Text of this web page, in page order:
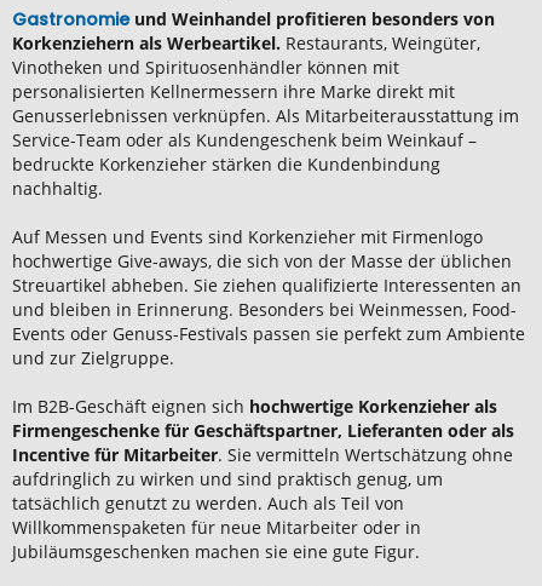
Gastronomieund Weinhandel profitieren besonders von
Korkenziehern als Werbeartikel. Restaurants, Weingüter,
Vinotheken und Spirituosenhändler können mit
personalisierten Kellnermessern ihre Marke direkt mit
Genusserlebnissen verknüpfen. Als Mitarbeiterausstattung im
Service-Team oder als Kundengeschenk beim Weinkauf –
bedruckte Korkenzieher stärken die Kundenbindung
nachhaltig.
Auf Messen und Events sind Korkenzieher mit Firmenlogo
hochwertige Give-aways, die sich von der Masse der üblichen
Streuartikel abheben. Sie ziehen qualifizierte Interessenten an
und bleiben in Erinnerung. Besonders bei Weinmessen, Food-
Events oder Genuss-Festivals passen sie perfekt zum Ambiente
und zur Zielgruppe.
Im B2B-Geschäft eignen sich hochwertige Korkenzieher als
Firmengeschenke für Geschäftspartner, Lieferanten oder als
Incentive für Mitarbeiter. Sie vermitteln Wertschätzung ohne
aufdringlich zu wirken und sind praktisch genug, um
tatsächlich genutzt zu werden. Auch als Teil von
Willkommenspaketen für neue Mitarbeiter oder in
Jubiläumsgeschenken machen sie eine gute Figur.